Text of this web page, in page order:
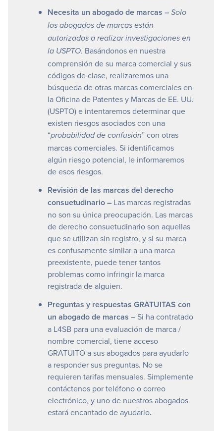
Necesita un abogado de marcas – Solo
los abogados de marcas están
autorizados a realizar investigaciones en
la USPTO. Basándonos en nuestra
comprensión de su marca comercial y sus
códigos de clase, realizaremos una
búsqueda de otras marcas comerciales en
la Oficina de Patentes y Marcas de EE. UU.
(USPTO) e intentaremos determinar que
existen riesgos asociados con una
“probabilidad de confusión” con otras
marcas comerciales. Si identificamos
algún riesgo potencial, le informaremos
de esos riesgos.
Revisión de las marcas del derecho
consuetudinario – Las marcas registradas
no son su única preocupación. Las marcas
de derecho consuetudinario son aquellas
que se utilizan sin registro, y si su marca
es confusamente similar a una marca
preexistente, puede tener tantos
problemas como infringir la marca
registrada de alguien.
Preguntas y respuestas GRATUITAS con
un abogado de marcas – Si ha contratado
a L4SB para una evaluación de marca /
nombre comercial, tiene acceso
GRATUITO a sus abogados para ayudarlo
a responder sus preguntas. No se
requieren tarifas mensuales. Simplemente
contáctenos por teléfono o correo
electrónico, y uno de nuestros abogados
estará encantado de ayudarlo.